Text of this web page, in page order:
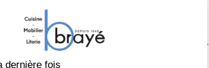
de relaxation Alta Duo
À propos de ANDRÉ RENAULT